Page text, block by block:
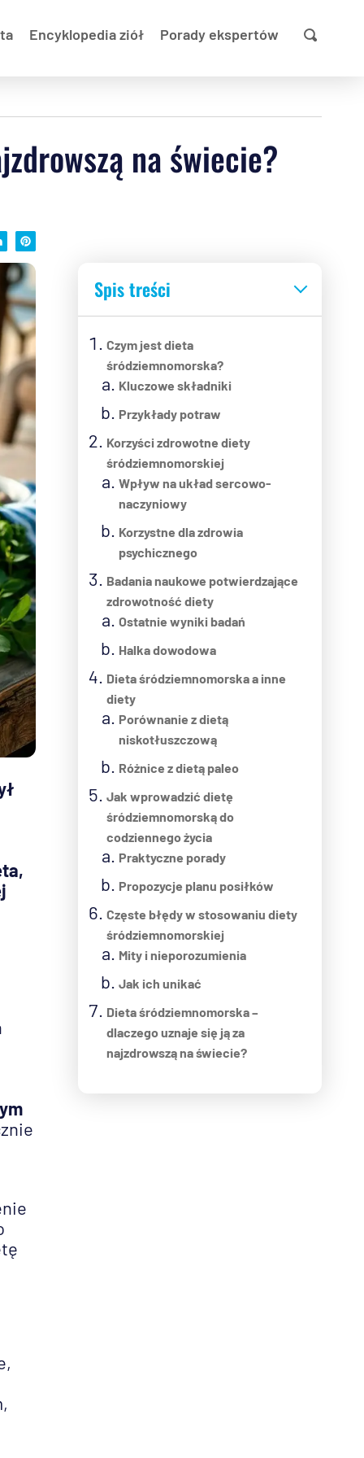
Encyklopedia ziół Porady ekspertów
na świecie?
Spis treści
Czym jest dieta
śródziemnomorska?
Kluczowe składniki
Przykłady potraw
Korzyści zdrowotne diety
śródziemnomorskiej
Wpływ na układ sercowo-
naczyniowy
Korzystne dla zdrowia
psychicznego
Badania naukowe potwierdzające
zdrowotność diety
Ostatnie wyniki badań
Halka dowodowa
Dieta śródziemnomorska a inne
diety
Porównanie z dietą
niskotłuszczową
Różnice z dietą paleo
Jak wprowadzić dietę
śródziemnomorską do
codziennego życia
Praktyczne porady
Propozycje planu posiłków
Częste błędy w stosowaniu diety
śródziemnomorskiej
Mity i nieporozumienia
Jak ich unikać
Dieta śródziemnomorska –
dlaczego uznaje się ją za
najzdrowszą na świecie?